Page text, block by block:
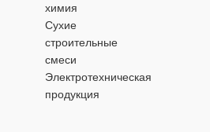
химия
Сухие
строительные
смеси
Электротехническая
продукция